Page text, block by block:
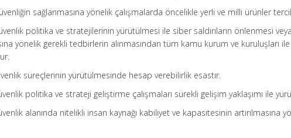
sağlanmasına yönelik çalışmalarda öncelikle yerli ve milli ürünler
politika ve stratejilerinin yürütülmesi ile siber saldırıların önlenmesi
yönelik gerekli tedbirlerin alınmasından tüm kamu kurum ve kuruluşları
süreçlerinin yürütülmesinde hesap verebilirlik esastır.
politika ve strateji geliştirme çalışmaları sürekli gelişim yaklaşımı ile
alanında nitelikli insan kaynağı kabiliyet ve kapasitesinin artırılmasına